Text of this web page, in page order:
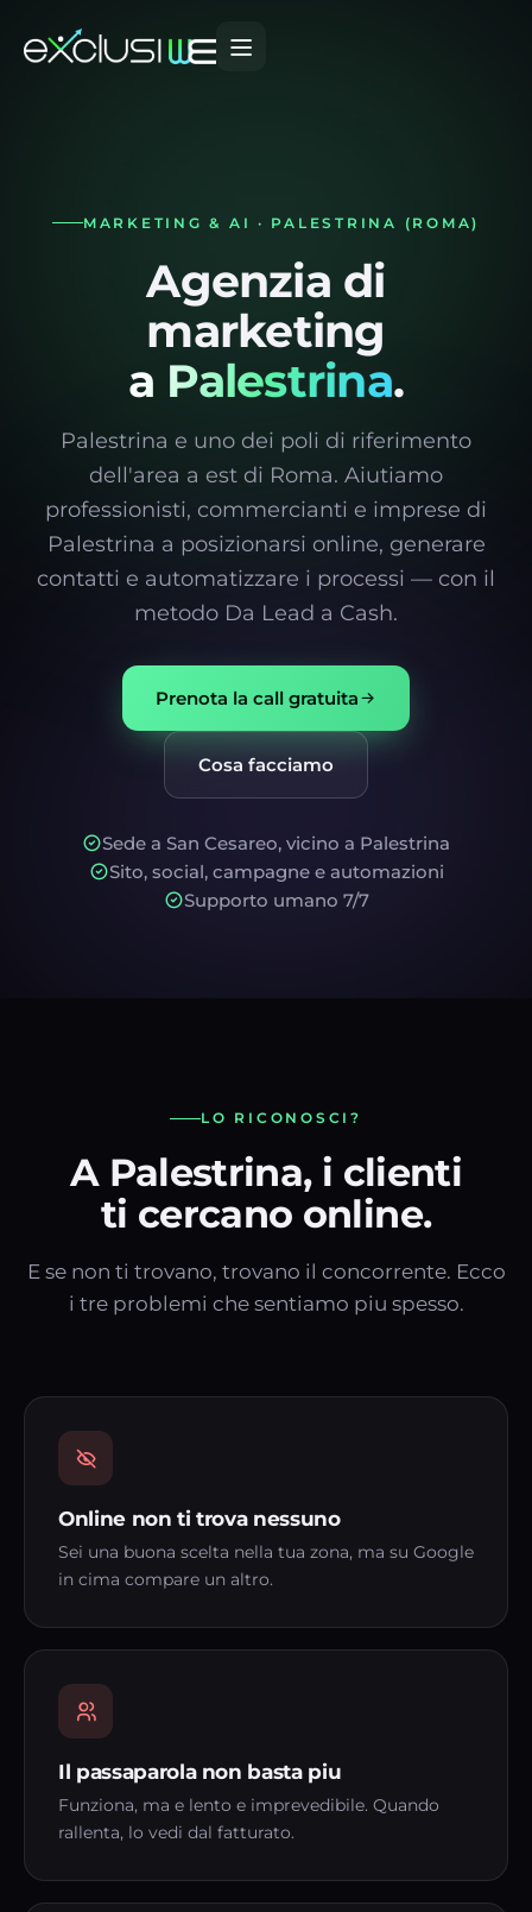
MARKETING & AI · PALESTRINA (ROMA)
Agenzia di
marketing
a Palestrina.
Palestrina e uno dei poli di riferimento
dell'area a est di Roma. Aiutiamo
professionisti, commercianti e imprese di
Palestrina a posizionarsi online, generare
contatti e automatizzare i processi — con il
metodo Da Lead a Cash.
Prenota la call gratuita
Cosa facciamo
Sede a San Cesareo, vicino a Palestrina
Sito, social, campagne e automazioni
Supporto umano 7/7
LO RICONOSCI?
A Palestrina, i clienti
ti cercano online.
E se non ti trovano, trovano il concorrente. Ecco
i tre problemi che sentiamo piu spesso.
Online non ti trova nessuno
Sei una buona scelta nella tua zona, ma su Google
in cima compare un altro.
Il passaparola non basta piu
Funziona, ma e lento e imprevedibile. Quando
rallenta, lo vedi dal fatturato.